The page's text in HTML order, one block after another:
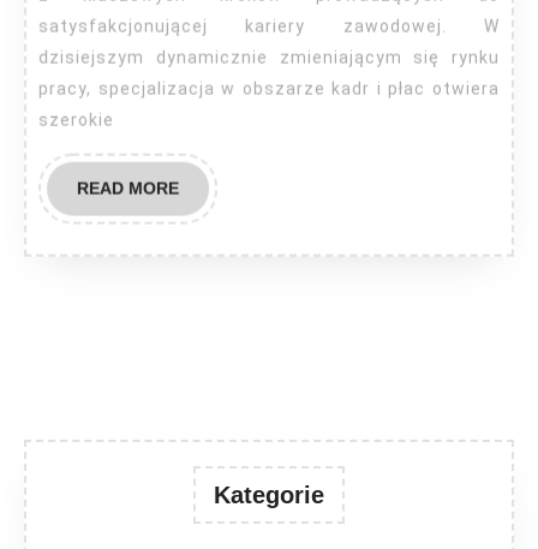
satysfakcjonującej kariery zawodowej. W
dzisiejszym dynamicznie zmieniającym się rynku
pracy, specjalizacja w obszarze kadr i płac otwiera
szerokie
READ MOREREAD
MORE
Kategorie